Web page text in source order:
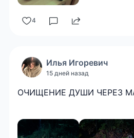
4
Илья Игоревич
15 дней назад
ОЧИЩЕНИЕ ДУШИ ЧЕРЕЗ